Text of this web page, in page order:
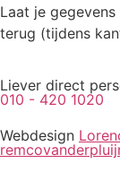
Laat je
terug (tijdens
Liever direct
010 - 420 1020
Webdesign